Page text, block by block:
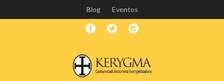
Skip
to
main
Blog Eventos